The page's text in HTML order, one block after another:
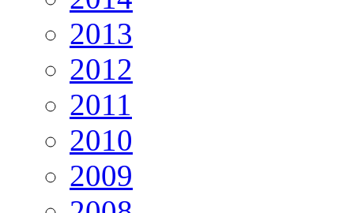
2013
2012
2011
2010
2009